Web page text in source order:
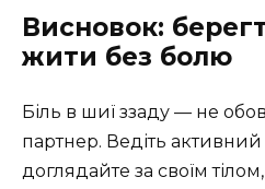
Висновок:
жити без болю
Біль в шиї ззаду — не
партнер. Ведіть активний
доглядайте за своїм